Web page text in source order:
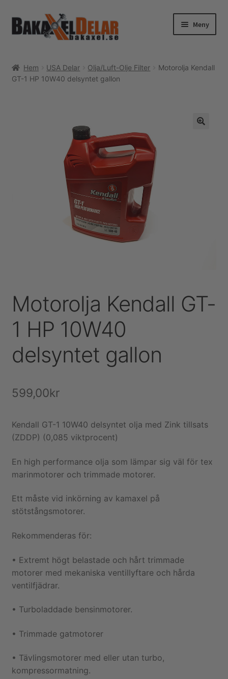
Hoppa
till
Hoppa
till
Meny
Webshop
Youtube
Hem USA Delar Olja/Luft-Olje Filter
Motorolja Kendall
GT-1 HP 10W40 delsyntet gallon
Motorolja Kendall GT-
1 HP 10W40
delsyntet gallon
599,00kr
Kendall GT-1 10W40 delsyntet olja med Zink tillsats
(ZDDP) (0,085 viktprocent)
En high performance olja som lämpar sig väl för tex
marinmotorer och trimmade motorer.
Ett måste vid inkörning av kamaxel på
stötstångsmotorer.
Rekommenderas för:
• Extremt högt belastade och hårt trimmade
motorer med mekaniska ventillyftare och hårda
ventilfjädrar.
• Turboladdade bensinmotorer.
• Trimmade gatmotorer
• Tävlingsmotorer med eller utan turbo,
kompressormatning.